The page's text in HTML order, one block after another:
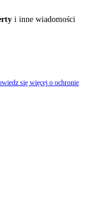
i inne wiadomości
się więcej o ochronie